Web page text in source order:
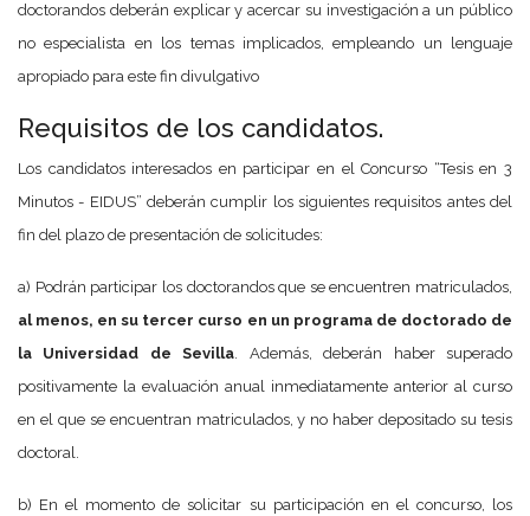
doctorandos deberán explicar y acercar su investigación a un público
no especialista en los temas implicados, empleando un lenguaje
apropiado para este fin divulgativo
Requisitos de los candidatos.
Los candidatos interesados en participar en el Concurso “Tesis en 3
Minutos - EIDUS” deberán cumplir los siguientes requisitos antes del
fin del plazo de presentación de solicitudes:
a) Podrán participar los doctorandos que se encuentren matriculados,
al menos, en su tercer curso en un programa de doctorado de
la Universidad de Sevilla. Además, deberán haber superado
positivamente la evaluación anual inmediatamente anterior al curso
en el que se encuentran matriculados, y no haber depositado su tesis
doctoral.
b) En el momento de solicitar su participación en el concurso, los